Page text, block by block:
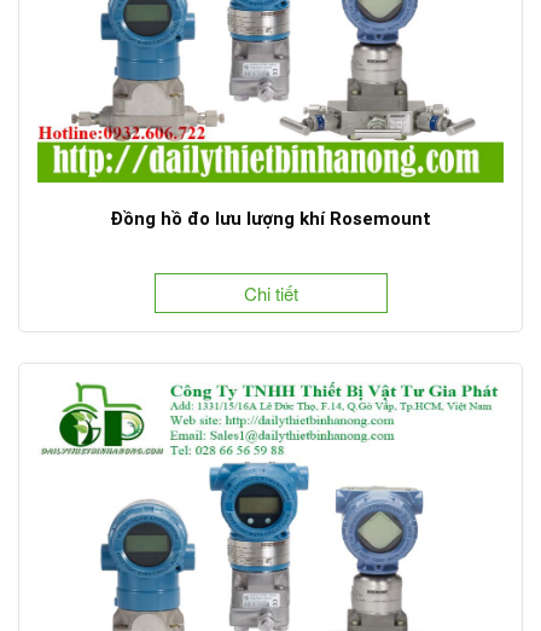
Đồng hồ đo lưu lượng khí Rosemount
Chi tiết